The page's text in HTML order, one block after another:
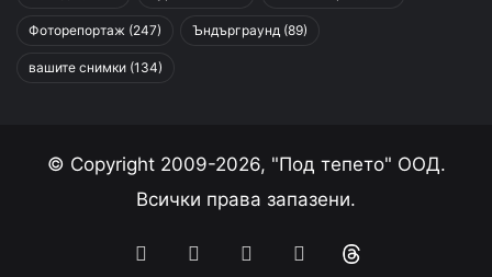
Фоторепортаж (247) Ъндърграунд (89)
вашите снимки (134)
© Copyright 2009-2026, "Под тепето" ООД.
Всички права запазени.
FacebookYouTubeInstagram